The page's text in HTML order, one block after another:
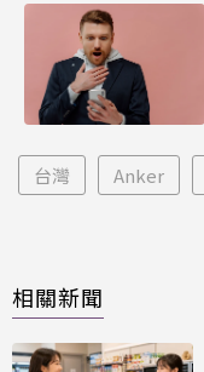
台灣 Anker
相關新聞